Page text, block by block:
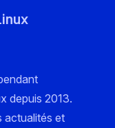
depuis 2013.
actualités et